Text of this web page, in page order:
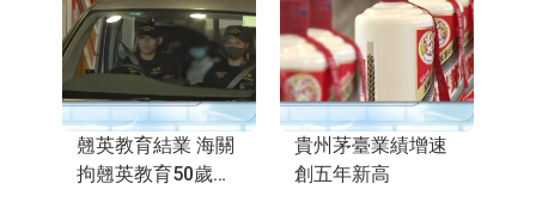
翹英教育結業 海關
拘翹英教育50歲女
貴州茅臺業績增速
創五年新高